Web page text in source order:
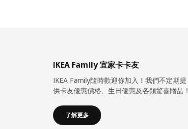
IKEA Family 宜家卡卡友
IKEA Family隨時歡迎你加入！我們不定期提
供卡友優惠價格、生日優惠及各類驚喜贈品！
了解更多